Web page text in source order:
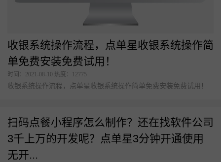
开店咨询：19892967145 商家服务：19892967145
收银系统操作流程，点单星收银系统操作简
单免费安装免费试用！
时间：2021-08-10 热度：12775
收银系统操作流程，点单星收银系统操作简单免费安装免费试用！
扫码点餐小程序怎么制作？还在找软件公司
3千上万的开发呢？点单星3分钟开通使用
无开...